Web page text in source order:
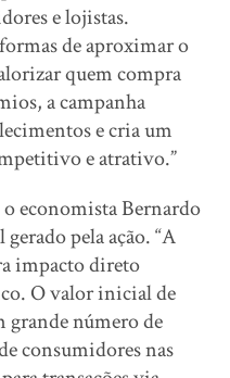
e lojistas.
de aproximar o
quem compra
a campanha
e cria um
e atrativo.”
economista Bernardo
pela ação. “A
impacto direto
O valor inicial de
grande número de
consumidores nas